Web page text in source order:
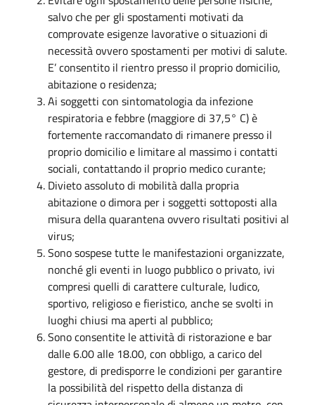
salvo che per gli spostamenti motivati da
comprovate esigenze lavorative o situazioni di
necessità ovvero spostamenti per motivi di salute.
E’ consentito il rientro presso il proprio domicilio,
abitazione o residenza;
Ai soggetti con sintomatologia da infezione
respiratoria e febbre (maggiore di 37,5° C) è
fortemente raccomandato di rimanere presso il
proprio domicilio e limitare al massimo i contatti
sociali, contattando il proprio medico curante;
Divieto assoluto di mobilità dalla propria
abitazione o dimora per i soggetti sottoposti alla
misura della quarantena ovvero risultati positivi al
virus;
Sono sospese tutte le manifestazioni organizzate,
nonché gli eventi in luogo pubblico o privato, ivi
compresi quelli di carattere culturale, ludico,
sportivo, religioso e fieristico, anche se svolti in
luoghi chiusi ma aperti al pubblico;
Sono consentite le attività di ristorazione e bar
dalle 6.00 alle 18.00, con obbligo, a carico del
gestore, di predisporre le condizioni per garantire
la possibilità del rispetto della distanza di